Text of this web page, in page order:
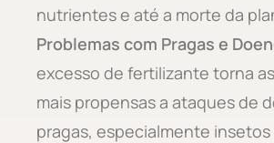
nutrientes e até a morte da
Problemas com Pragas e
excesso de fertilizante torna
mais propensas a ataques de
pragas, especialmente